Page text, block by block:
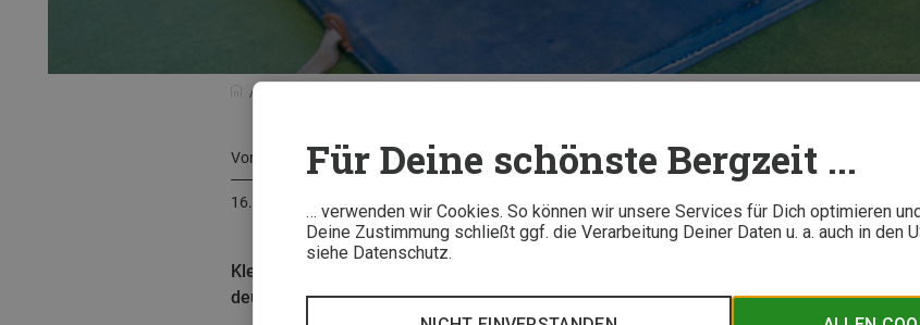
Für Deine schönste Bergzeit ...
… verwenden wir Cookies. So können wir unsere Services für Dich optimieren
Deine Zustimmung schließt ggf. die Verarbeitung Deiner Daten u. a. auch in den
siehe Datenschutz.
Von Chris Hanke
16. September 2019
Klettertraining mit Ringen ist intensiver, effizienter und gezielter als manch anderes
deutschen Nationalkader Lead, stellt Grundübungen mit Ringen aus seinem